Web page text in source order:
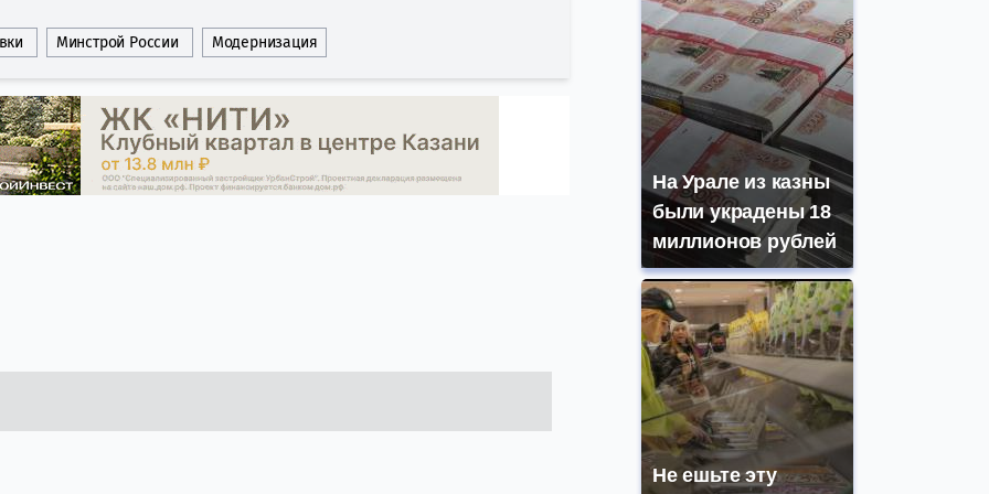
Минстрой России Модернизация
На Урале из казны
были украдены 18
миллионов рублей
Не ешьте эту